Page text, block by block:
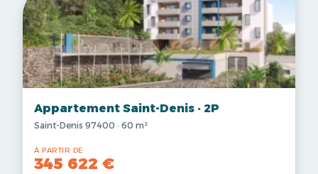
Appartement Saint-Denis · 2P
Saint-Denis 97400 · 60 m²
À PARTIR DE
345 622 €